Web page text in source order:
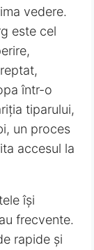
vedere.
este cel
într-o
tiparului,
un proces
accesul la
își
frecvente.
rapide și